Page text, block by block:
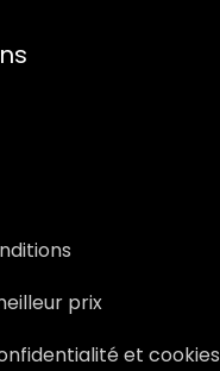
prix
et cookies